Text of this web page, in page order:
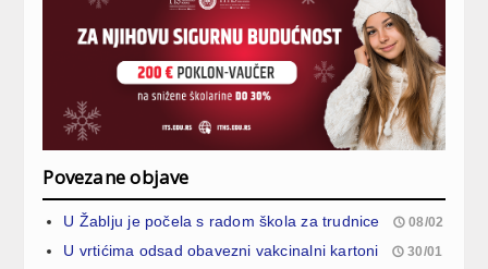
Povezane objave
U Žablju je počela s radom škola za trudnice 08/02
U vrtićima odsad obavezni vakcinalni kartoni 30/01